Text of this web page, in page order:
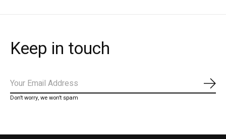
Keep in touch
Don’t worry, we won’t spam